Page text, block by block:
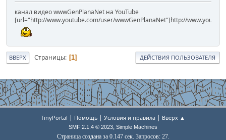
канал видео wwwGenPlanaNet на YouTube
[url="http://www.youtube.com/user/wwwGenPlanaNet"]http://
ВВЕРХ Страницы 1 ДЕЙСТВИЯ ПОЛЬЗОВАТЕЛЯ
TinyPortal | Помощь | Условия и правила | Вверх ▲
SMF 2.1.4 © 2023, Simple Machines
Страница создана за 0.147 сек. Запросов: 27.